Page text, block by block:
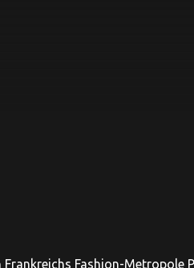
Fashion-Metropole